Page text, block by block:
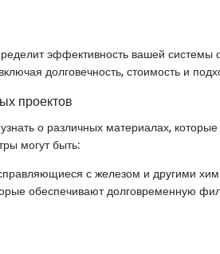
эффективность вашей системы
долговечность, стоимость и
проектов
о различных материалах,
могут быть:
с железом и другими
обеспечивают долговременную